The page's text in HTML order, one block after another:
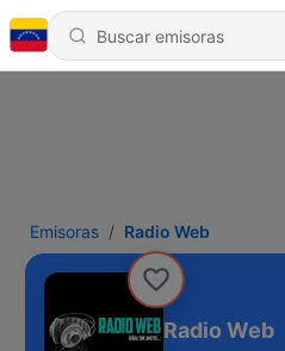
Emisoras Radio Web
Radio Web